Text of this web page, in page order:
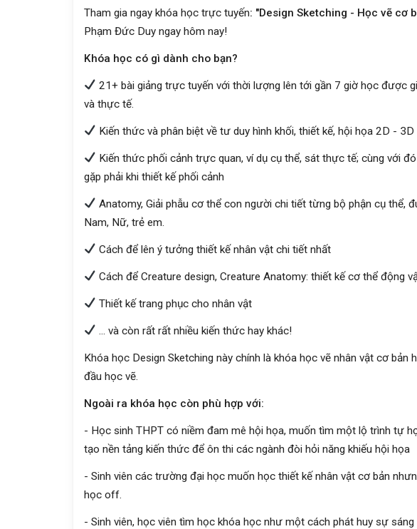
Tham gia ngay khóa học trực tuyến: "Design Sketching - Học vẽ cơ
Phạm Đức Duy ngay hôm nay!
Khóa học có gì dành cho bạn?
21+ bài giảng trực tuyến với thời lượng lên tới gần 7 giờ học được
và thực tế.
Kiến thức và phân biệt về tư duy hình khối, thiết kế, hội họa 2D - 3D
Kiến thức phối cảnh trực quan, ví dụ cụ thể, sát thực tế; cùng với
gặp phải khi thiết kế phối cảnh
Anatomy, Giải phẫu cơ thể con người chi tiết từng bộ phận cụ thể,
Nam, Nữ, trẻ em.
Cách để lên ý tưởng thiết kế nhân vật chi tiết nhất
Cách để Creature design, Creature Anatomy: thiết kế cơ thể động
Thiết kế trang phục cho nhân vật
... và còn rất rất nhiều kiến thức hay khác!
Khóa học Design Sketching này chính là khóa học vẽ nhân vật cơ bản
đầu học vẽ.
Ngoài ra khóa học còn phù hợp với:
- Học sinh THPT có niềm đam mê hội họa, muốn tìm một lộ trình tự
tạo nền tảng kiến thức để ôn thi các ngành đòi hỏi năng khiếu hội họa
- Sinh viên các trường đại học muốn học thiết kế nhân vật cơ bản
học off.
- Sinh viên, học viên tìm học khóa học như một cách phát huy sự